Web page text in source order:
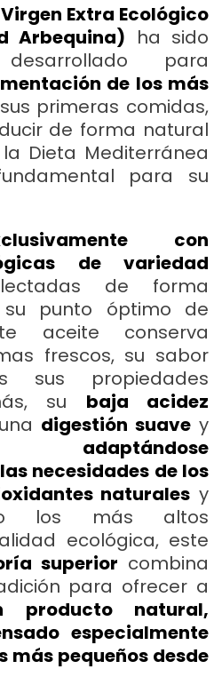
Extra Ecológico
Arbequina) ha sido
desarrollado para
de los más
primeras comidas,
de forma natural
Dieta Mediterránea
para su
con
de variedad
de forma
punto óptimo de
aceite conserva
frescos, su sabor
sus propiedades
su baja acidez
digestión suave y
adaptándose
necesidades de los
naturales y
los más altos
ecológica, este
superior combina
para ofrecer a
producto natural,
especialmente
más pequeños desde